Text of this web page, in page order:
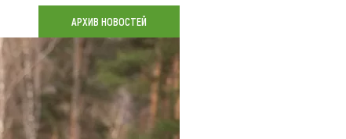
Коллекция впечатлений
Блог путешественника
Видеогалерея
Фотогалерея
АРХИВ НОВОСТЕЙ